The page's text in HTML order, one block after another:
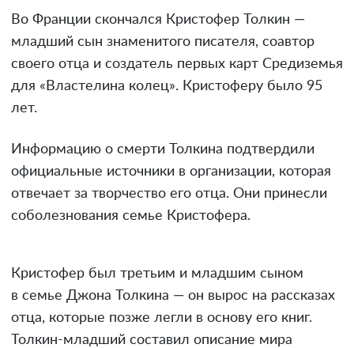
Во Франции скончался Кристофер Толкин —
младший сын знаменитого писателя, соавтор
своего отца и создатель первых карт Средиземья
для «Властелина колец». Кристоферу было 95
лет.
Информацию о смерти Толкина подтвердили
официальные источники в организации, которая
отвечает за творчество его отца. Они принесли
соболезнования семье Кристофера.
Кристофер был третьим и младшим сыном
в семье Джона Толкина — он вырос на рассказах
отца, которые позже легли в основу его книг.
Толкин-младший составил описание мира